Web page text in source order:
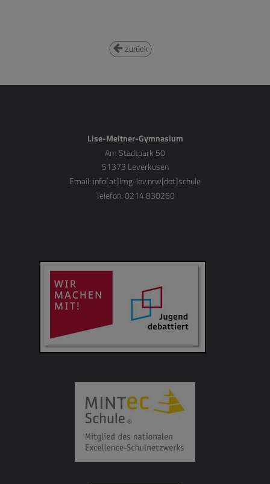
zurück
Lise-Meitner-Gymnasium
Am Stadtpark 50
51373 Leverkusen
Email: info[at]lmg-lev.nrw[dot]schule
Telefon: 0214 830260